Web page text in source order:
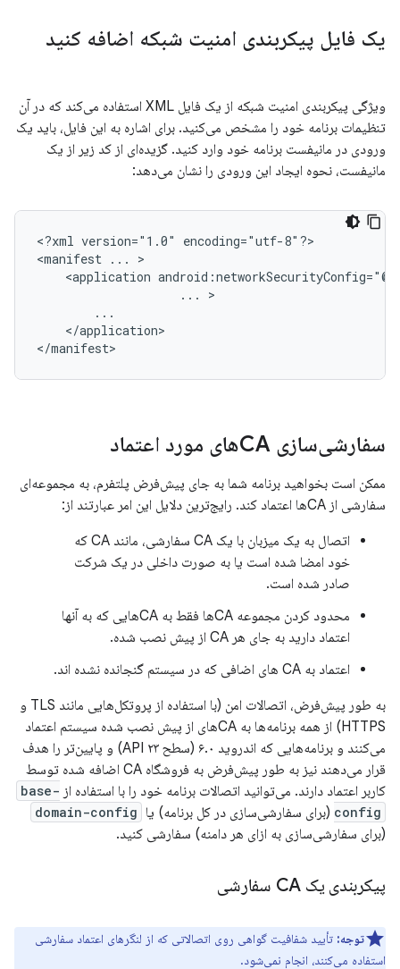
یک فایل پیکربندی امنیت شبکه اضافه کنید
ویژگی پیکربندی امنیت شبکه از یک فایل XML استفاده می‌کند که در آن
تنظیمات برنامه خود را مشخص می‌کنید. برای اشاره به این فایل، باید یک
ورودی در مانیفست برنامه خود وارد کنید. گزیده‌ای از کد زیر از یک
مانیفست، نحوه ایجاد این ورودی را نشان می‌دهد:
<?xml version="1.0"
encoding="utf-8"?>
<manifest ...
<application
...
</application>
</manifest>
سفارشی‌سازی CAهای مورد اعتماد
ممکن است بخواهید برنامه شما به جای پیش‌فرض پلتفرم، به مجموعه‌ای
سفارشی از CAها اعتماد کند. رایج‌ترین دلایل این امر عبارتند از:
اتصال به یک میزبان با یک CA سفارشی، مانند CA که
خود امضا شده است یا به صورت داخلی در یک شرکت
صادر شده است.
محدود کردن مجموعه CAها فقط به CAهایی که به آنها
اعتماد دارید به جای هر CA از پیش نصب شده.
اعتماد به CA های اضافی که در سیستم گنجانده نشده اند.
به طور پیش‌فرض، اتصالات امن (با استفاده از پروتکل‌هایی مانند TLS و
HTTPS) از همه برنامه‌ها به CAهای از پیش نصب شده سیستم اعتماد
می‌کنند و برنامه‌هایی که اندروید ۶.۰ (سطح API ۲۳) و پایین‌تر را هدف
قرار می‌دهند نیز به طور پیش‌فرض به فروشگاه CA اضافه شده توسط
کاربر اعتماد دارند. می‌توانید اتصالات برنامه خود را با استفاده از base-
config (برای سفارشی‌سازی در کل برنامه) یا domain-config
(برای سفارشی‌سازی به ازای هر دامنه) سفارشی کنید.
پیکربندی یک CA سفارشی
توجه: تأیید شفافیت گواهی روی اتصالاتی که از لنگرهای اعتماد سفارشی
استفاده می‌کنند، انجام نمی‌شود.